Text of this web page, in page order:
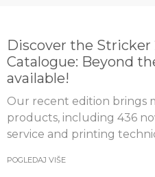
Discover the Stricker
Catalogue: Beyond
available!
Our recent edition brings
products, including 436
service and printing
POGLEDAJ VIŠE